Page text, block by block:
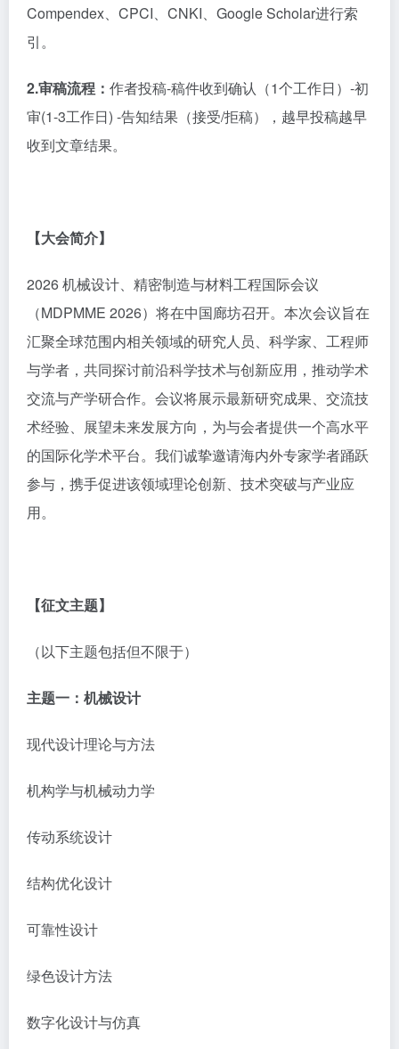
Compendex、CPCI、CNKI、Google Scholar进行索
引。
2.审稿流程： 作者投稿-稿件收到确认（1个工作日）-初
审(1-3工作日) -告知结果（接受/拒稿），越早投稿越早
收到文章结果。
【大会简介】
2026 机械设计、精密制造与材料工程国际会议
（MDPMME 2026）将在中国廊坊召开。本次会议旨在
汇聚全球范围内相关领域的研究人员、科学家、工程师
与学者，共同探讨前沿科学技术与创新应用，推动学术
交流与产学研合作。会议将展示最新研究成果、交流技
术经验、展望未来发展方向，为与会者提供一个高水平
的国际化学术平台。我们诚挚邀请海内外专家学者踊跃
参与，携手促进该领域理论创新、技术突破与产业应
用。
【征文主题】
（以下主题包括但不限于）
主题一： 机械设计
现代设计理论与方法
机构学与机械动力学
传动系统设计
结构优化设计
可靠性设计
绿色设计方法
数字化设计与仿真